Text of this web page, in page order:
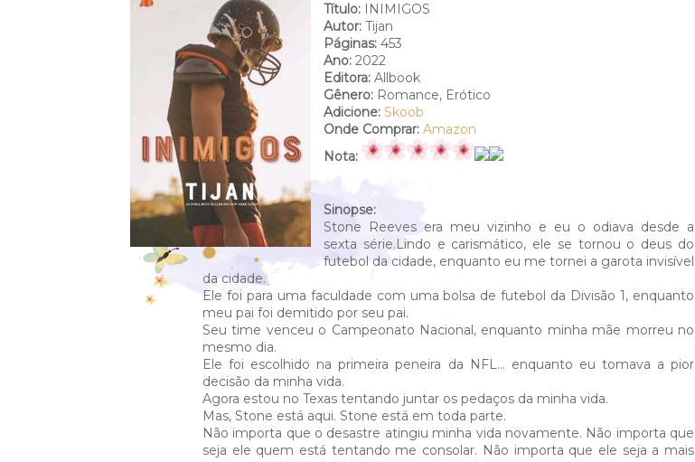
Título: INIMIGOS
Autor: Tijan
Páginas: 453
Ano: 2022
Editora: Allbook
Gênero: Romance, Erótico
Adicione: Skoob
Onde Comprar: Amazon
Nota:
Sinopse:
Stone Reeves era meu vizinho e eu o odiava desde a
sexta série.Lindo e carismático, ele se tornou o deus do
futebol da cidade, enquanto eu me tornei a garota invisível
da cidade.
Ele foi para uma faculdade com uma bolsa de futebol da Divisão 1, enquanto
meu pai foi demitido por seu pai.
Seu time venceu o Campeonato Nacional, enquanto minha mãe morreu no
mesmo dia.
Ele foi escolhido na primeira peneira da NFL… enquanto eu tomava a pior
decisão da minha vida.
Agora estou no Texas tentando juntar os pedaços da minha vida.
Mas, Stone está aqui. Stone está em toda parte.
Não importa que o desastre atingiu minha vida novamente. Não importa que
seja ele quem está tentando me consolar. Não importa que ele seja a mais